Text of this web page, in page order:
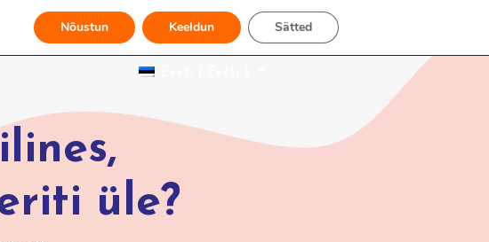
üle?
Nõustun Keeldun Sätted